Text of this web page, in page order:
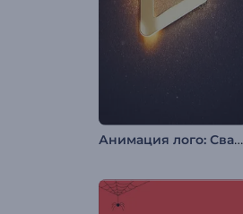
Анимация лого: Сварка металла